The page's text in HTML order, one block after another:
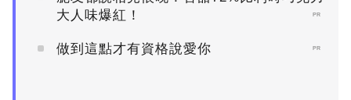
大人味爆紅！
PR
做到這點才有資格說愛你 PR